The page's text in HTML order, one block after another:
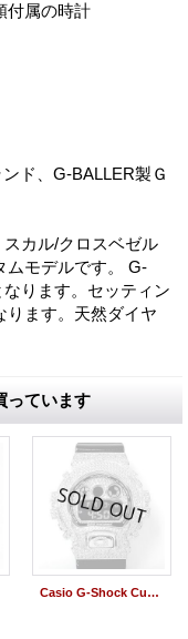
属の時計
ド、G-BALLER製Ｇ
カル/クロスベゼル
ムモデルです。 G-
ります。セッティン
ります。天然ダイヤ
っています
Casio G-Shock Custom by G-BALLER | DW6900 Rhodium Coating Diamond